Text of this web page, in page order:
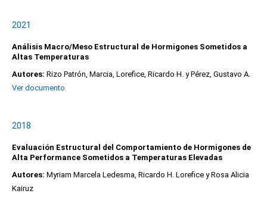
2021
Análisis Macro/Meso Estructural de Hormigones Sometidos a
Altas Temperaturas
Autores: Rizo Patrón, Marcia, Lorefice, Ricardo H. y Pérez, Gustavo A.
Ver documento
2018
Evaluación Estructural del Comportamiento de Hormigones de
Alta Performance Sometidos a Temperaturas Elevadas
Autores: Myriam Marcela Ledesma, Ricardo H. Lorefice y Rosa Alicia
Kairuz